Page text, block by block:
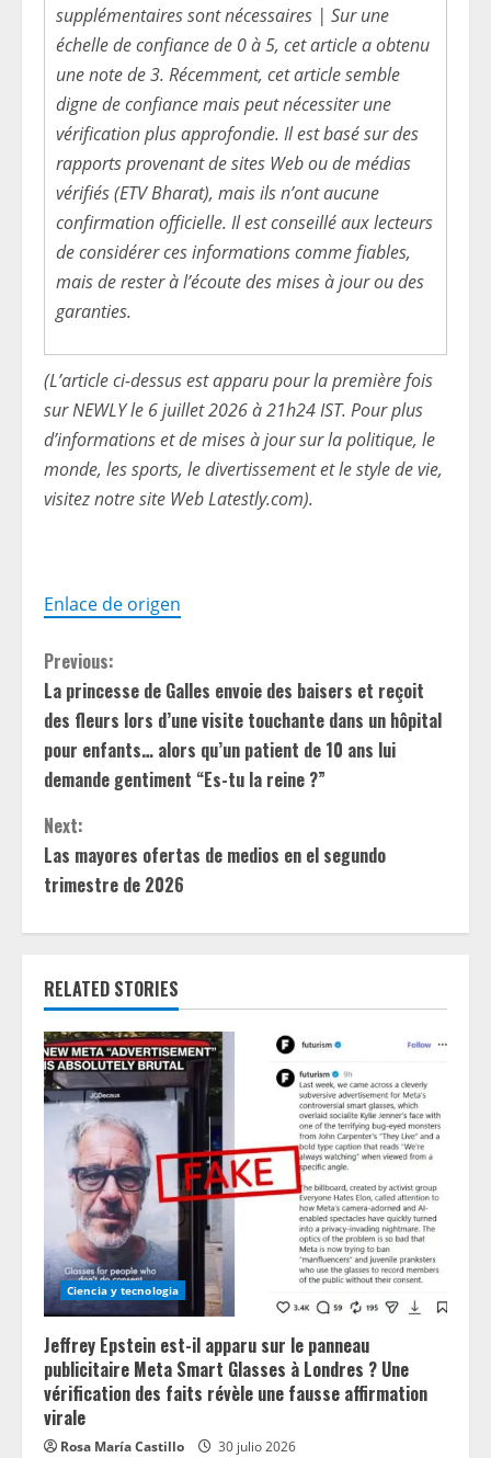
supplémentaires sont nécessaires | Sur une
échelle de confiance de 0 à 5, cet article a obtenu
une note de 3. Récemment, cet article semble
digne de confiance mais peut nécessiter une
vérification plus approfondie. Il est basé sur des
rapports provenant de sites Web ou de médias
vérifiés (ETV Bharat), mais ils n’ont aucune
confirmation officielle. Il est conseillé aux lecteurs
de considérer ces informations comme fiables,
mais de rester à l’écoute des mises à jour ou des
garanties.
(L’article ci-dessus est apparu pour la première fois
sur NEWLY le 6 juillet 2026 à 21h24 IST. Pour plus
d’informations et de mises à jour sur la politique, le
monde, les sports, le divertissement et le style de vie,
visitez notre site Web Latestly.com).
Enlace de origen
C
o
n
t
i
n
u
e
R
e
a
n
g
Previous:
La princesse de Galles envoie des baisers et reçoit
des fleurs lors d’une visite touchante dans un hôpital
pour enfants… alors qu’un patient de 10 ans lui
demande gentiment “Es-tu la reine ?”
Next:
Las mayores ofertas de medios en el segundo
trimestre de 2026
RELATED STORIES
Ciencia y tecnologia
Jeffrey Epstein est-il apparu sur le panneau
publicitaire Meta Smart Glasses à Londres ? Une
vérification des faits révèle une fausse affirmation
virale
Rosa María Castillo 30 julio 2026